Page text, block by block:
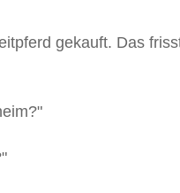
gekauft. Das